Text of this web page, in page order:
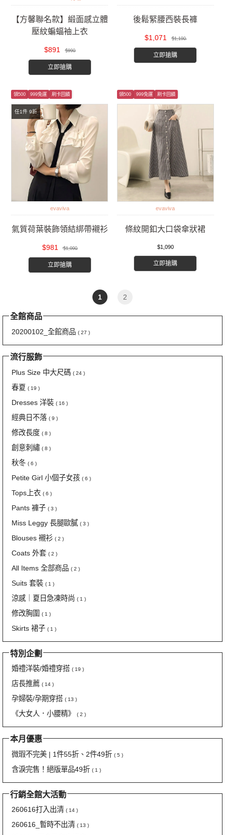
【方馨聯名款】緞面感立體
壓紋蝙蝠袖上衣
$891 $990
立即搶購
後鬆緊腰西裝長褲
$1,071 $1,190
立即搶購
任1件 9折
領500 999免運 刷卡回饋
evaviva
氣質荷葉裝飾領結綁帶襯衫
$981 $1,090
立即搶購
領500 999免運 刷卡回饋
evaviva
條紋開釦大口袋傘狀裙
$1,090
立即搶購
1 2
全館商品
20200102_全館商品 ( 27 )
流行服飾
Plus Size 中大尺碼 ( 24 )
春夏 ( 19 )
Dresses 洋裝 ( 16 )
經典日不落 ( 9 )
修改長度 ( 8 )
創意刺繡 ( 8 )
秋冬 ( 6 )
Petite Girl 小個子女孩 ( 6 )
Tops上衣 ( 6 )
Pants 褲子 ( 3 )
Miss Leggy 長腿歐膩 ( 3 )
Blouses 襯衫 ( 2 )
Coats 外套 ( 2 )
All Items 全部商品 ( 2 )
Suits 套裝 ( 1 )
涼感｜夏日急凍時尚 ( 1 )
修改胸圍 ( 1 )
Skirts 裙子 ( 1 )
特別企劃
婚禮洋裝/婚禮穿搭 ( 19 )
店長推薦 ( 14 )
孕婦裝/孕期穿搭 ( 13 )
《大女人．小腰精》 ( 2 )
本月優惠
微瑕不完美 | 1件55折、2件49折 ( 5 )
含淚完售！絕版單品49折 ( 1 )
行銷全館大活動
260616打入出清 ( 14 )
260616_暫時不出清 ( 13 )